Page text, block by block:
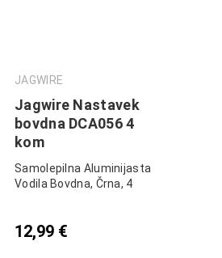
JAGWIRE
Jagwire Nastavek
bovdna DCA056 4
kom
Samolepilna Aluminijasta
Vodila Bovdna, Črna, 4
12,99 €